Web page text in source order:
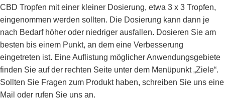
CBD Tropfen mit einer kleiner Dosierung, etwa 3 x 3 Tropfen,
eingenommen werden sollten. Die Dosierung kann dann je
nach Bedarf höher oder niedriger ausfallen. Dosieren Sie am
besten bis einem Punkt, an dem eine Verbesserung
eingetreten ist. Eine Auflistung möglicherAnwendungsgebiete
finden Sie auf der rechten Seite unter dem Menüpunkt „Ziele“.
Sollten Sie Fragen zum Produkt haben, schreiben Sie uns eine
Mail oder rufen Sie uns an.